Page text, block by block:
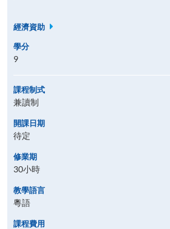
經濟資助
學分
9
課程制式
兼讀制
開課日期
待定
修業期
30小時
教學語言
粵語
課程費用